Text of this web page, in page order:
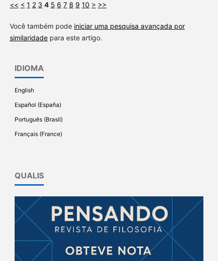
<< < 1 2 3 4 5 6 7 8 9 10 > >>
Você também pode iniciar uma pesquisa avançada por
similaridadepara este artigo.
IDIOMA
English
Español (España)
Português (Brasil)
Français (France)
QUALIS